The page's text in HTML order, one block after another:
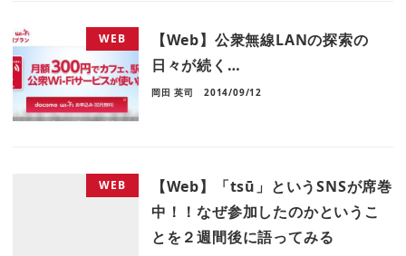
WEB
【Web】公衆無線LANの探索の
日々が続く…
岡田 英司 2014/09/12
WEB
【Web】「tsū」というSNSが席巻
中！！なぜ参加したのかというこ
とを２週間後に語ってみる